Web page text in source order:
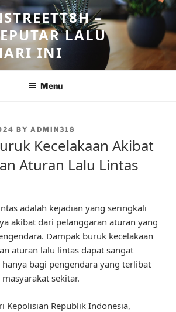
–
LALU
INI
Menu
BY ADMIN318
Kecelakaan Akibat
Aturan Lalu Lintas
adalah kejadian yang seringkali
akibat dari pelanggaran aturan yang
Dampak buruk kecelakaan
aturan lalu lintas dapat sangat
bagi pengendara yang terlibat
sekitar.
Kepolisian Republik Indonesia,